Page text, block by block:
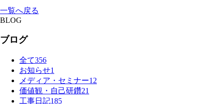
一覧へ戻る
BLOG
ブログ
全て356
お知らせ1
メディア・セミナー12
価値観・自己研鑽21
工事日記185